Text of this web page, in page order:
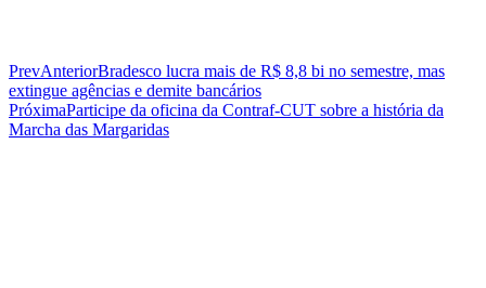
PrevAnteriorBradesco lucra mais de R$ 8,8 bi no semestre, mas
extingue agências e demite bancários
PróximaParticipe da oficina da Contraf-CUT sobre a história da
Marcha das Margaridas